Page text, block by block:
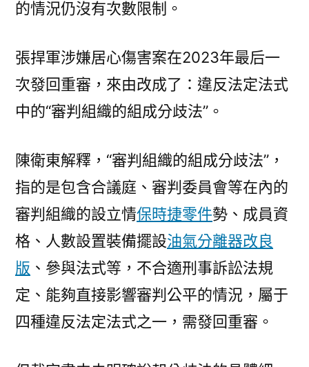
的情況仍沒有次數限制。
張捍軍涉嫌居心傷害案在2023年最后一
次發回重審，來由改成了：違反法定法式
中的“審判組織的組成分歧法”。
陳衛東解釋，“審判組織的組成分歧法”，
指的是包含合議庭、審判委員會等在內的
審判組織的設立情保時捷零件勢、成員資
格、人數設置裝備擺設油氣分離器改良
版 、參與法式等，不合適刑事訴訟法規
定、能夠直接影響審判公平的情況，屬于
四種違反法定法式之一，需發回重審。